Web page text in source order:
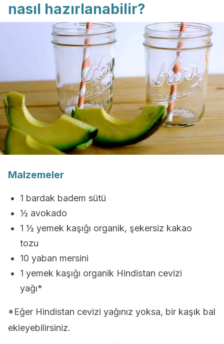
nasıl hazırlanabilir?
Malzemeler
1 bardak badem sütü
½ avokado
1 ½ yemek kaşığı organik, şekersiz kakao
tozu
10 yaban mersini
1 yemek kaşığı organik Hindistan cevizi
yağı*
*Eğer Hindistan cevizi yağınız yoksa, bir kaşık bal
ekleyebilirsiniz.